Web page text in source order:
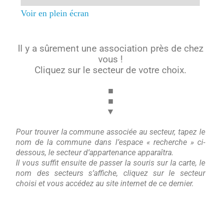
Voir en plein écran
Il y a sûrement une association près de chez
vous !
Cliquez sur le secteur de votre choix.
■
■
▼
Pour trouver la commune associée au secteur, tapez le
nom de la commune dans l’espace « recherche » ci-
dessous, le secteur d’appartenance apparaîtra.
Il vous suffit ensuite de passer la souris sur la carte, le
nom des secteurs s’affiche, cliquez sur le secteur
choisi et vous accédez au site internet de ce dernier.